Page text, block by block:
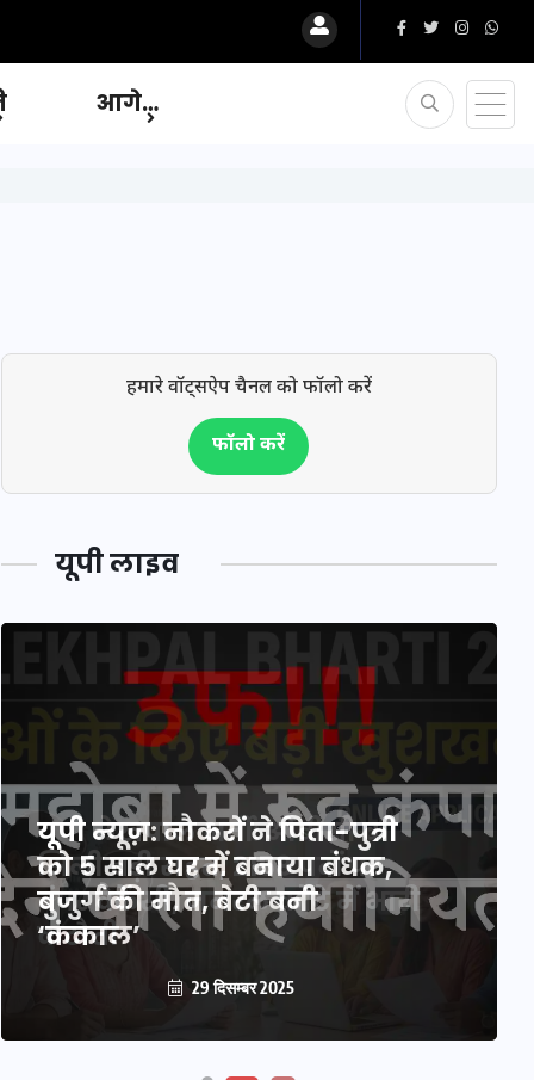
आगे…
हमारे वॉट्सऐप चैनल को फॉलो करें
फॉलो करें
यूपी लाइव
यूपी लेखपाल भर्ती: ओबीसी को
मिली बड़ी राहत, 2158 पदों पर
बंपर वैकेंसी, जनरल कोटे में भारी
कटौती
29 दिसम्बर 2025